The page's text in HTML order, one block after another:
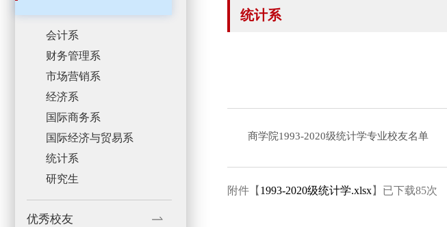
会计系
财务管理系
市场营销系
经济系
国际商务系
国际经济与贸易系
统计系
研究生
优秀校友
统计系
商学院1993-2020级统计学专业校友名单
附件【 1993-2020级统计学.xlsx】已下载85次